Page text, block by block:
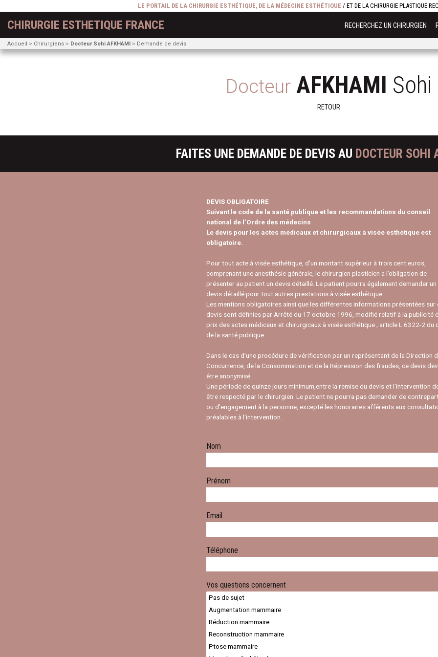
LE PORTAIL DE LA CHIRURGIE ESTHÉTIQUE, DE LA MÉDECINE ESTHÉTIQUE / ET DE LA CHIRURGIE PLASTIQUE
CHIRURGIE ESTHETIQUE FRANCE RECHERCHEZ UN CHIRURGIEN
Accueil Chirurgiens Docteur Sohi AFKHAMI Demande de devis
Docteur AFKHAMI Sohi
RETOUR
FAITES UNE DEMANDE DE DEVIS AU DOCTEUR SOHI
DEVIS OBLIGATOIRE
Suivant le code de la santé publique et les recommandations du conseil
national de l’Ordre des médecins
Le devis pour les actes médicaux et chirurgicaux à visée esthétique est
obligatoire.
Pour tout acte à visée esthétique, d’un montant supérieur à trois cent euros,
comprenant une anesthésie générale, le chirurgien plasticien a l’obligation de
présenter au patient un devis détaillé. Le patient pourra également demander un
devis détaillé pour tout autres prestations à visée esthétique.
Les mentions obligatoires ainsi que les différentes informations présentées sur
devis sont définies par Arrêté du 17 octobre 1996, modifié relatif à la publicité
prix des actes médicaux et chirurgicaux à visée esthétique ; article L.6322-2 du
de la santé publique.
Dans le cas d’une procédure de vérification par un représentant de la Direction
Concurrence, de la Consommation et de la Répression des fraudes, ce devis
être anonymisé.
Une période de quinze jours minimum,entre la remise du devis et l'intervention
être respecté par le chirurgien. Le patient ne pourra pas demander de
ou d’engagement à la personne, excepté les honoraires afférents aux
préalables à l'intervention.
Nom
Prénom
Email
Téléphone
Vos questions concernent